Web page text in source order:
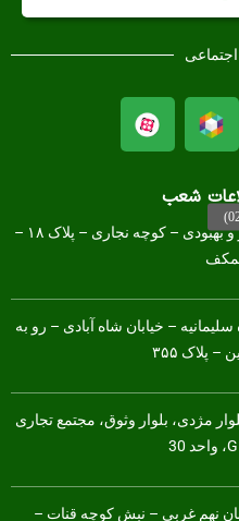
شعب
ستارخان – بین شادمهر و بهبودی – کوچه نجاری – پلاک ۱۸ –
– خیابان شاه آبادی – رو به
پلاک ۳۵۵
مژدی، بلوار وثوق، مجتمع تجاری
نهم غربی – نبش کوچه قنات –